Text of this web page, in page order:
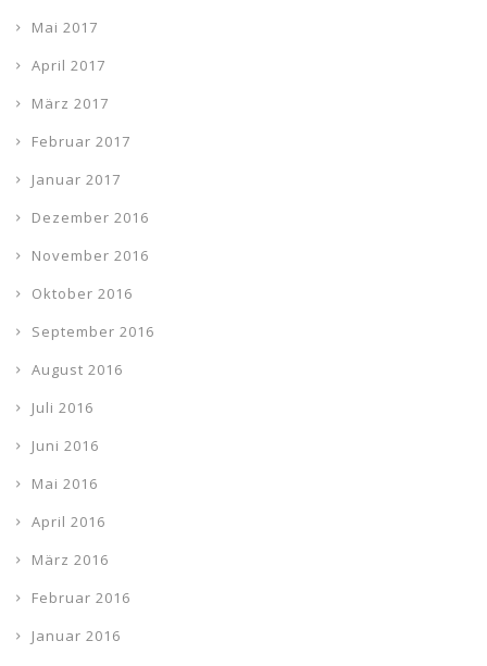
Mai 2017
April 2017
März 2017
Februar 2017
Januar 2017
Dezember 2016
November 2016
Oktober 2016
September 2016
August 2016
Juli 2016
Juni 2016
Mai 2016
April 2016
März 2016
Februar 2016
Januar 2016